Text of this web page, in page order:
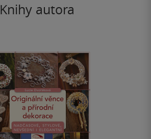
Knihy autora